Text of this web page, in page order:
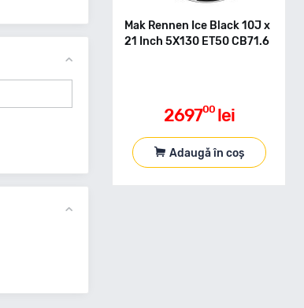
Mak Rennen Ice Black 10J x
21 Inch 5X130 ET50 CB71.6
269700 lei
Adaugă în coș